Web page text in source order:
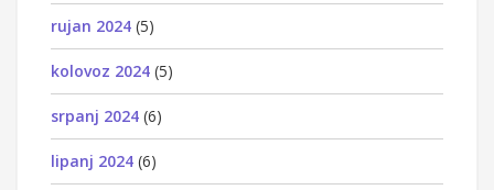
rujan 2024 (5)
kolovoz 2024 (5)
srpanj 2024 (6)
lipanj 2024 (6)